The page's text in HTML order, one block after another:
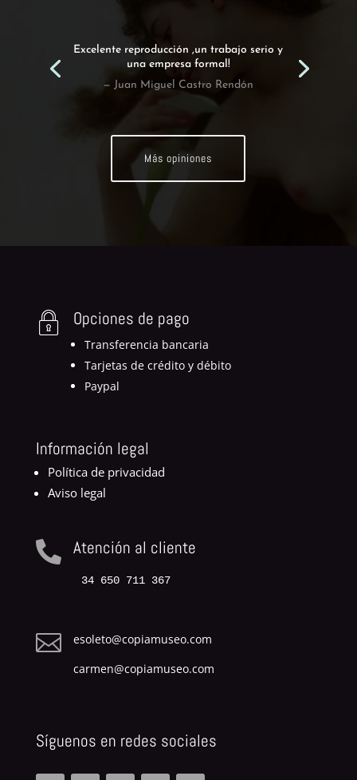
Excelente reproducción ,un trabajo serio y
una empresa formal!
— Juan Miguel Castro Rendón
Más opiniones
Opciones de pago
Transferencia bancaria
Tarjetas de crédito y débito
Paypal
Información legal
Política de privacidad
Aviso legal
 Atención al cliente
34 650 711 367

esoleto@copiamuseo.com
carmen@copiamuseo.com
Síguenos en redes sociales